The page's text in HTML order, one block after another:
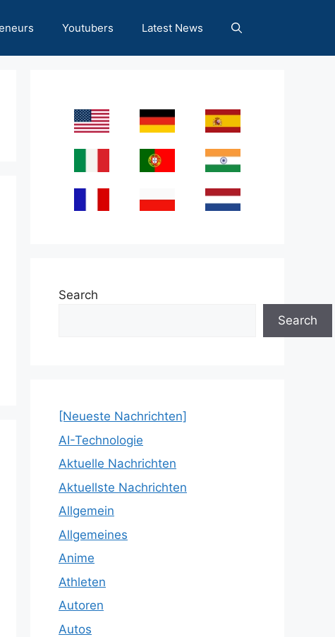
Youtubers Latest News
Search
Search
[Neueste Nachrichten]
AI-Technologie
Aktuelle Nachrichten
Aktuellste Nachrichten
Allgemein
Allgemeines
Anime
Athleten
Autoren
Autos